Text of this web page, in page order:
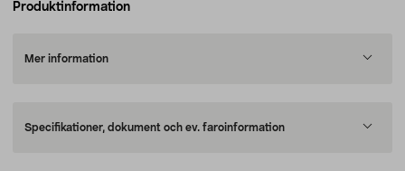
Produktinformation
Mer information
Specifikationer, dokument och ev. faroinformation